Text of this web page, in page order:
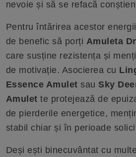
nevoie și să se refacă
Pentru întărirea acestor
de benefic să porți Amuleta
care susține rezistența și
de motivație. Asocierea cu
Essence Amulet sau Sky
Amulet te protejează de
de pierderile energetice,
stabil chiar și în perioade
Deși ești binecuvântat cu